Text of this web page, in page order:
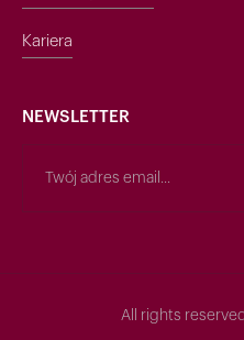
Kariera
NEWSLETTER
All rights